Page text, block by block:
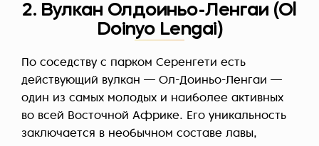
2. Вулкан Олдоиньо-Ленгаи (Ol
Doinyo Lengai)
По соседству с парком Серенгети есть
действующий вулкан — Ол-Доиньо-Ленгаи —
один из самых молодых и наиболее активных
во всей Восточной Африке. Его уникальность
заключается в необычном составе лавы,